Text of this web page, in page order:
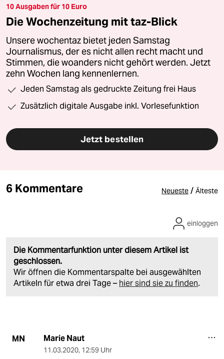
10 Ausgaben für 10 Euro
Die Wochenzeitung mit taz-Blick
Unsere wochentaz bietet jeden Samstag
Journalismus, der es nicht allen recht macht und
Stimmen, die woanders nicht gehört werden. Jetzt
zehn Wochen lang kennenlernen.
Jeden Samstag als gedruckte Zeitung frei Haus
Zusätzlich digitale Ausgabe inkl. Vorlesefunktion
Jetzt bestellen
6 Kommentare Neueste / Älteste
Die Kommentarfunktion unter diesem Artikel ist
geschlossen.
Wir öffnen die Kommentarspalte bei ausgewählten
Artikeln für etwa drei Tage – hier sind sie zu finden.
einloggen
MN Marie Naut
11.03.2020, 12:59 Uhr